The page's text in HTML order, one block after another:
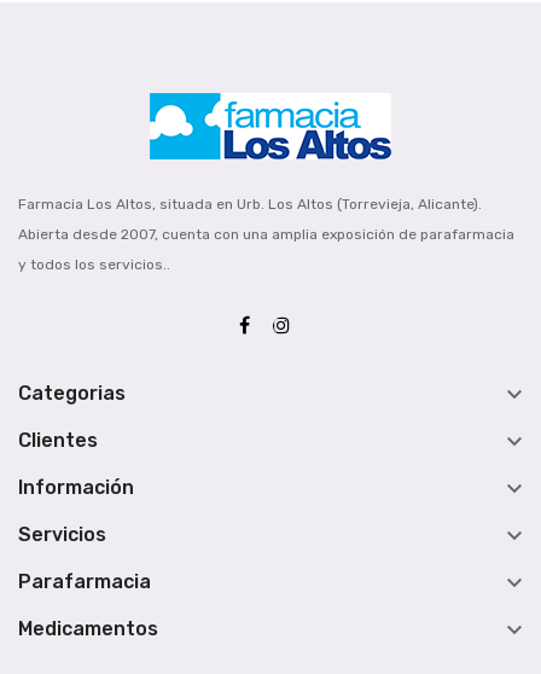
Farmacia Los Altos, situada en Urb. Los Altos (Torrevieja, Alicante).
Abierta desde 2007, cuenta con una amplia exposición de parafarmacia
y todos los servicios..
Categorias 
Clientes 
Información 
Servicios 
Parafarmacia 
Medicamentos 